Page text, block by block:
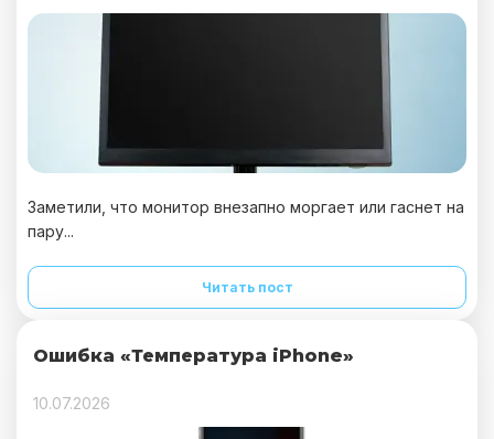
Заметили, что монитор внезапно моргает или гаснет на
пару...
Читать пост
Ошибка «Температура iPhone»
10.07.2026